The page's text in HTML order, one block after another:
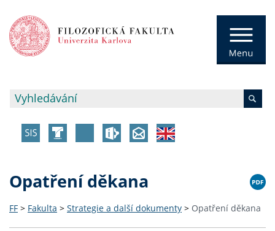
Opatření děkana
FF > Fakulta > Strategie a další dokumenty > Opatření děkana